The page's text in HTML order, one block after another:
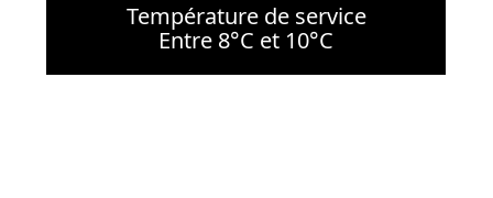
Température de service
Entre 8°C et 10°C